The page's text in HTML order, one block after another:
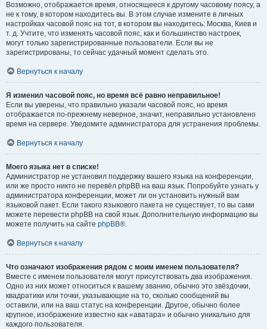
Возможно, отображается время, относящееся к другому часовому поясу, а
не к тому, в котором находитесь вы. В этом случае измените в личных
настройках часовой пояс на тот, в котором вы находитесь: Москва, Киев и
т. д. Учтите, что изменять часовой пояс, как и большинство настроек,
могут только зарегистрированные пользователи. Если вы не
зарегистрированы, то сейчас удачный момент сделать это.
Вернуться к началу
Я изменил часовой пояс, но время всё равно неправильное!
Если вы уверены, что правильно указали часовой пояс, но время
отображается по-прежнему неверное, значит, неправильно установлено
время на сервере. Уведомите администратора для устранения проблемы.
Вернуться к началу
Моего языка нет в списке!
Администратор не установил поддержку вашего языка на конференции,
или же просто никто не перевёл phpBB на ваш язык. Попробуйте узнать у
администратора конференции, может ли он установить нужный вам
языковой пакет. Если такого языкового пакета не существует, то вы сами
можете перевести phpBB на свой язык. Дополнительную информацию вы
можете получить на сайте phpBB®.
Вернуться к началу
Что означают изображения рядом с моим именем пользователя?
Вместе с именем пользователя могут присутствовать два изображения.
Одно из них может относиться к вашему званию, обычно это звёздочки,
квадратики или точки, указывающие на то, сколько сообщений вы
оставили, или на ваш статус на конференции. Другое, обычно более
крупное, изображение известно как «аватара» и обычно уникально для
каждого пользователя.